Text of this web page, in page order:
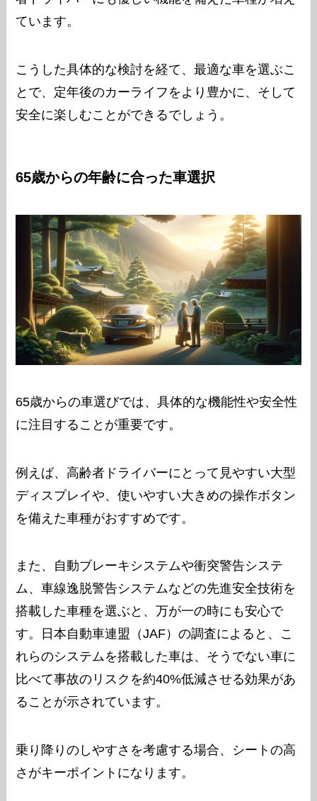
ています。
こうした具体的な検討を経て、最適な車を選ぶこ
とで、定年後のカーライフをより豊かに、そして
安全に楽しむことができるでしょう。
65歳からの年齢に合った車選択
65歳からの車選びでは、具体的な機能性や安全性
に注目することが重要です。
例えば、高齢者ドライバーにとって見やすい大型
ディスプレイや、使いやすい大きめの操作ボタン
を備えた車種がおすすめです。
また、自動ブレーキシステムや衝突警告システ
ム、車線逸脱警告システムなどの先進安全技術を
搭載した車種を選ぶと、万が一の時にも安心で
す。日本自動車連盟（JAF）の調査によると、こ
れらのシステムを搭載した車は、そうでない車に
比べて事故のリスクを約40%低減させる効果があ
ることが示されています。
乗り降りのしやすさを考慮する場合、シートの高
さがキーポイントになります。